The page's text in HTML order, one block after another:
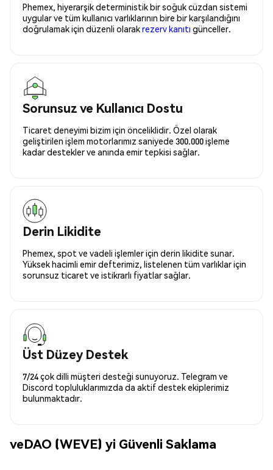
Phemex, hiyerarşik deterministik bir soğuk cüzdan sistemi
uygular ve tüm kullanıcı varlıklarının bire bir karşılandığını
doğrulamak için düzenli olarakrezerv kanıtı günceller.
Sorunsuz ve Kullanıcı Dostu
Ticaret deneyimi bizim için önceliklidir. Özel olarak
geliştirilen işlem motorlarımız saniyede 300.000 işleme
kadar destekler ve anında emir tepkisi sağlar.
Derin Likidite
Phemex, spot ve vadeli işlemler için derin likidite sunar.
Yüksek hacimli emir defterimiz, listelenen tüm varlıklar için
sorunsuz ticaret ve istikrarlı fiyatlar sağlar.
Üst Düzey Destek
7/24 çok dilli müşteri desteği sunuyoruz. Telegram ve
Discord topluluklarımızda da aktif destek ekiplerimiz
bulunmaktadır.
veDAO (WEVE) yi Güvenli Saklama